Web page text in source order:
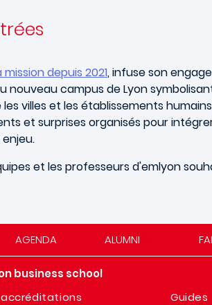
depuis 2021, infuse son
nouveau campus de Lyon
villes et les établissements
et surprises organisés pour
et les professeurs d'emlyon
AGENDA ALUMNI
business school
Guides